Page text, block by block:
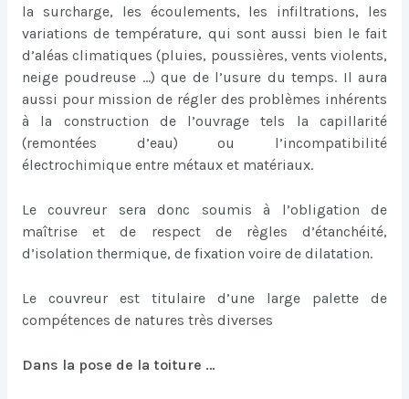
la surcharge, les écoulements, les infiltrations, les
variations de température, qui sont aussi bien le fait
d’aléas climatiques (pluies, poussières, vents violents,
neige poudreuse …) que de l’usure du temps. Il aura
aussi pour mission de régler des problèmes inhérents
à la construction de l’ouvrage tels la capillarité
(remontées d’eau) ou l’incompatibilité
électrochimique entre métaux et matériaux.
Le couvreur sera donc soumis à l’obligation de
maîtrise et de respect de règles d’étanchéité,
d’isolation thermique, de fixation voire de dilatation.
Le couvreur est titulaire d’une large palette de
compétences de natures très diverses
Dans la pose de la toiture …